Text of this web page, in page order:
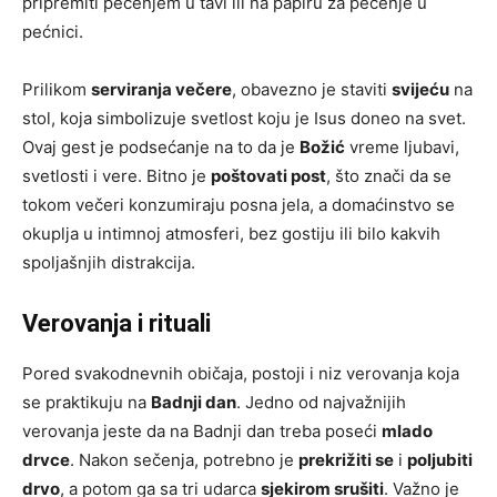
pećnici.
Prilikom serviranja večere, obavezno je staviti svijeću na
stol, koja simbolizuje svetlost koju je Isus doneo na svet.
Ovaj gest je podsećanje na to da je Božić vreme ljubavi,
svetlosti i vere. Bitno je poštovati post, što znači da se
tokom večeri konzumiraju posna jela, a domaćinstvo se
okuplja u intimnoj atmosferi, bez gostiju ili bilo kakvih
spoljašnjih distrakcija.
Verovanja i rituali
Pored svakodnevnih običaja, postoji i niz verovanja koja
se praktikuju na Badnji dan. Jedno od najvažnijih
verovanja jeste da na Badnji dan treba poseći mlado
drvce. Nakon sečenja, potrebno je prekrižiti se i poljubiti
drvo, a potom ga sa tri udarca sjekirom srušiti. Važno je